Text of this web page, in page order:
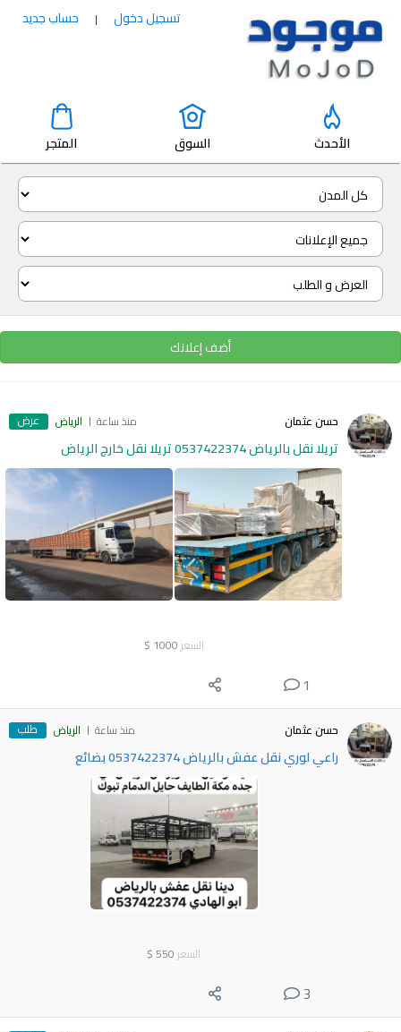
تسجيل دخول | حساب جديد
الأحدث السوق المتجر
أضف إعلانك
حسن عثمان منذ ساعة الرياض عرض
تريلا نقل بالرياض 0537422374 تريلا نقل خارج الرياض
السعر 1000
$
1
حسن عثمان منذ ساعة الرياض طلب
راعي لوري نقل عفش بالرياض 0537422374 بضائع
السعر 550
$
3